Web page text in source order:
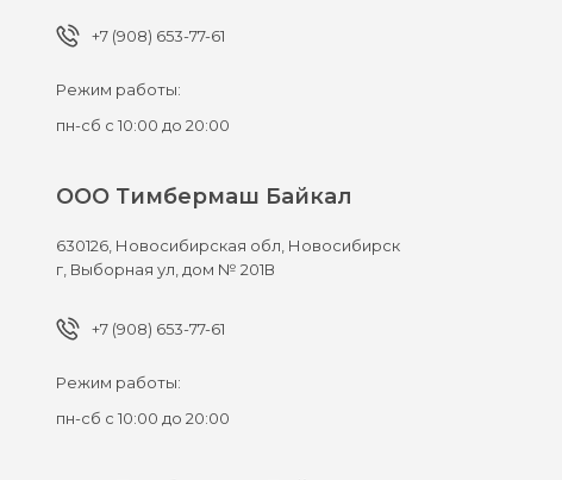
+7 (908) 653-77-61
Режим работы:
пн-сб с 10:00 до 20:00
ООО Тимбермаш Байкал
630126, Новосибирская обл, Новосибирск
г, Выборная ул, дом № 201В
+7 (908) 653-77-61
Режим работы:
пн-сб с 10:00 до 20:00